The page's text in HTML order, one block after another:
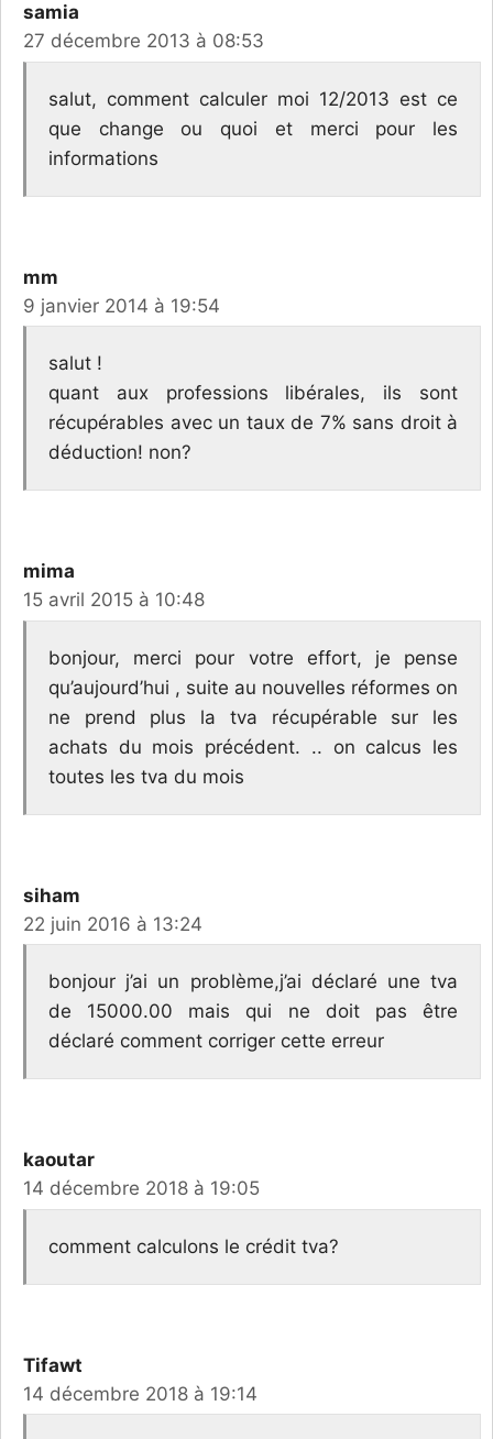
samia
27 décembre 2013 à 08:53
salut, comment calculer moi 12/2013 est ce
que change ou quoi et merci pour les
informations
mm
9 janvier 2014 à 19:54
salut !
quant aux professions libérales, ils sont
récupérables avec un taux de 7% sans droit à
déduction! non?
mima
15 avril 2015 à 10:48
bonjour, merci pour votre effort, je pense
qu’aujourd’hui , suite au nouvelles réformes on
ne prend plus la tva récupérable sur les
achats du mois précédent. .. on calcus les
toutes les tva du mois
siham
22 juin 2016 à 13:24
bonjour j’ai un problème,j’ai déclaré une tva
de 15000.00 mais qui ne doit pas être
déclaré comment corriger cette erreur
kaoutar
14 décembre 2018 à 19:05
comment calculons le crédit tva?
Tifawt
14 décembre 2018 à 19:14